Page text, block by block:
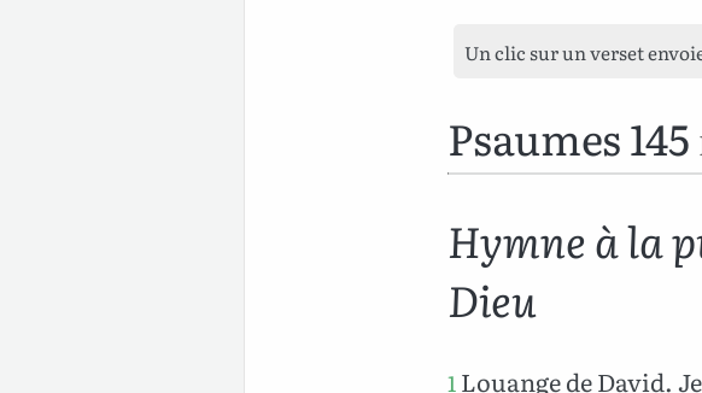
Un clic sur un verset
Psaumes 145
Hymne à la
Dieu
1Louange de David.